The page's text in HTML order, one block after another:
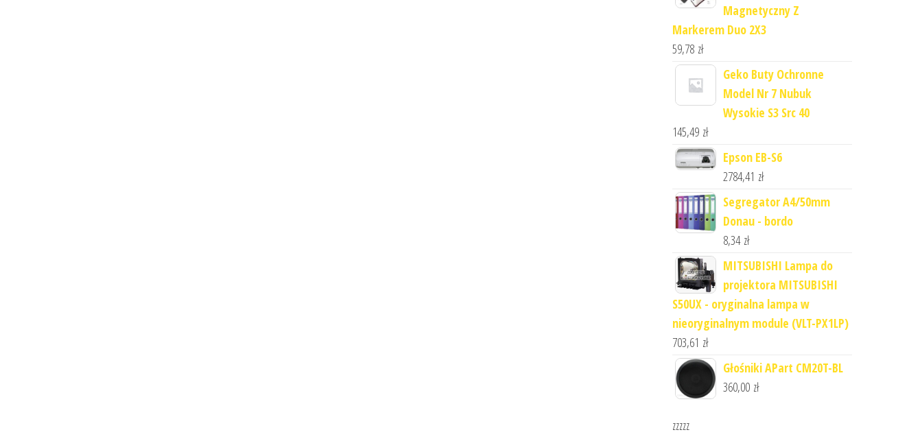
Magnetyczny Z
Markerem Duo 2X3
59,78 zł
Geko Buty Ochronne
Model Nr 7 Nubuk
Wysokie S3 Src 40
145,49 zł
Epson EB-S6
2784,41 zł
Segregator A4/50mm
Donau - bordo
8,34 zł
MITSUBISHI Lampa do
projektora MITSUBISHI
S50UX - oryginalna lampa w
nieoryginalnym module (VLT-PX1LP)
703,61 zł
Głośniki APart CM20T-BL
360,00 zł
zzzzz